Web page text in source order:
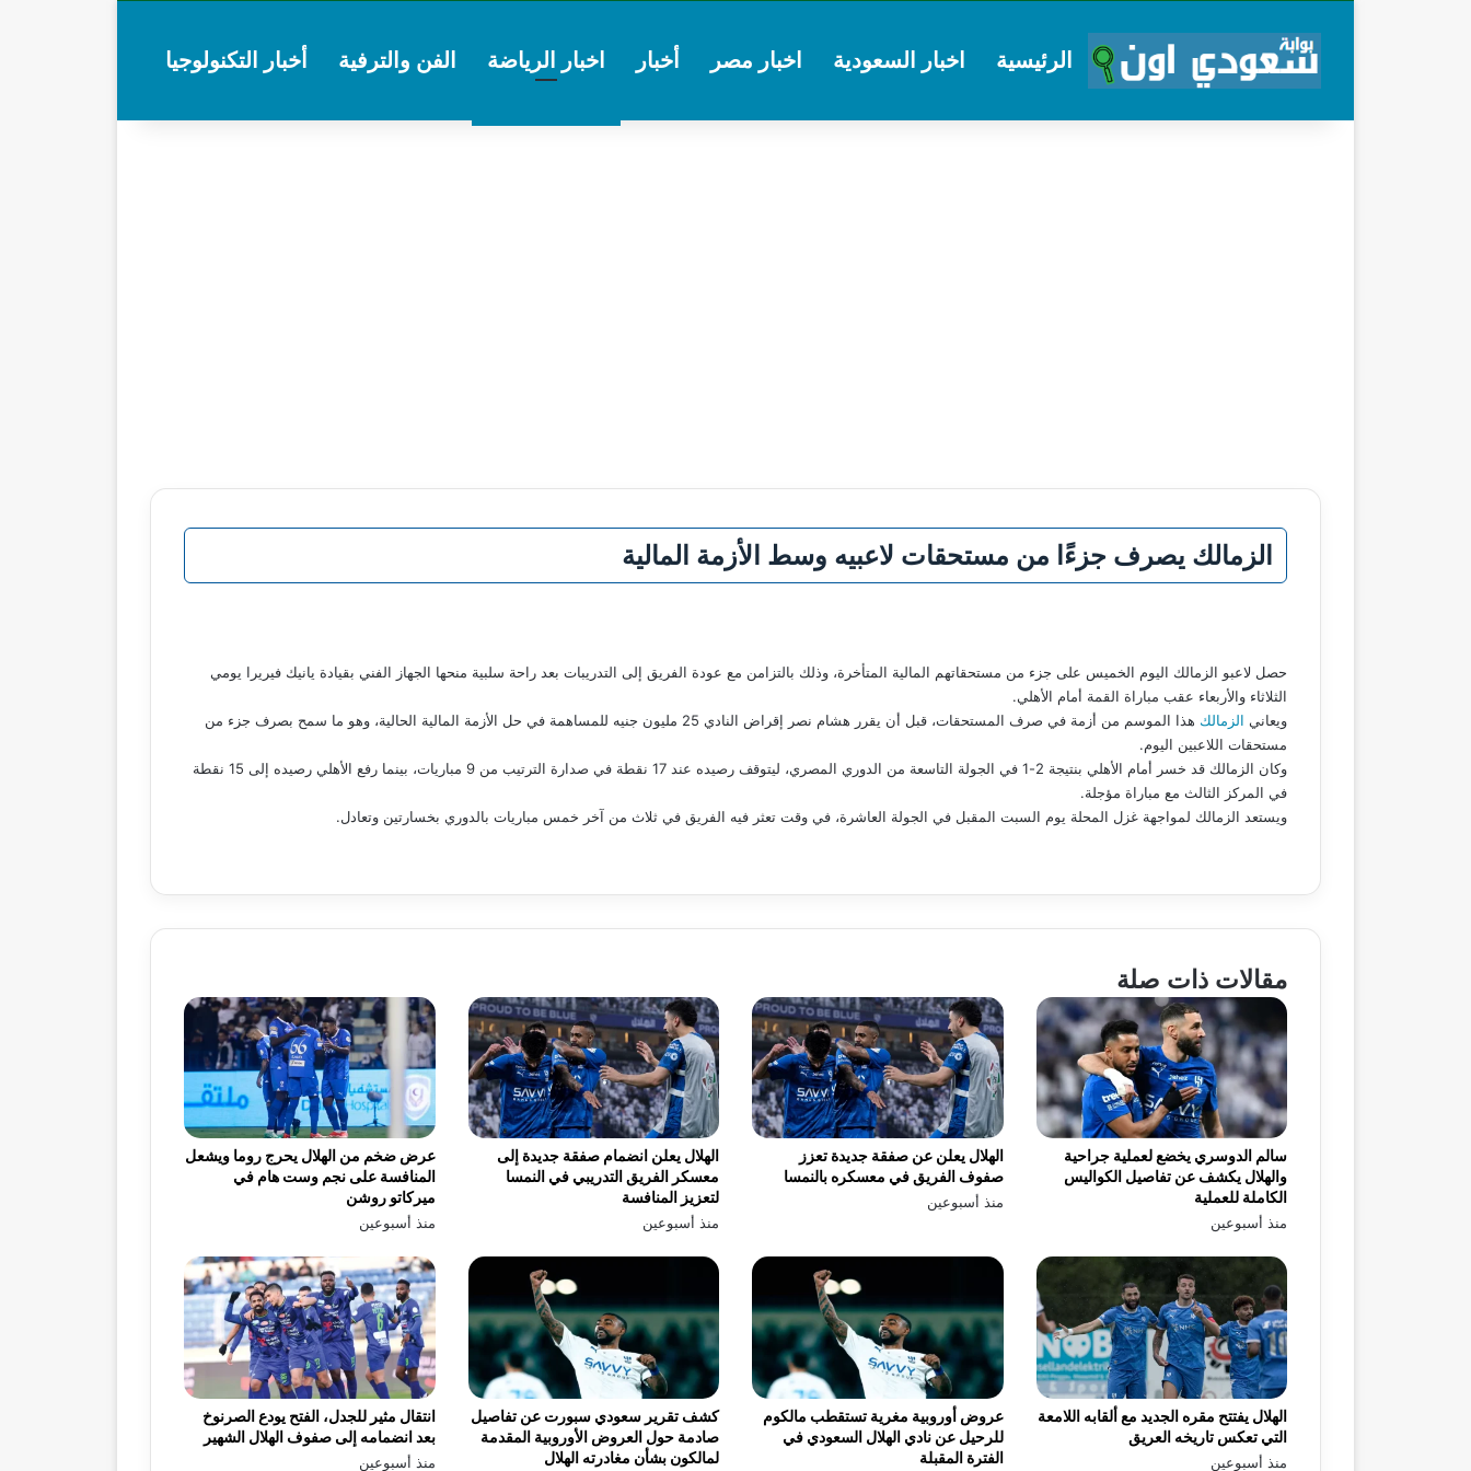
الرئيسية اخبار السعودية اخبار مصر أخبار اخبار الرياضة الفن والترفية أخبار التكنولوجيا
الزمالك يصرف جزءًا من مستحقات لاعبيه وسط الأزمة المالية
حصل لاعبو الزمالك اليوم الخميس على جزء من مستحقاتهم المالية المتأخرة، وذلك بالتزامن مع عودة الفريق إلى التدريبات بعد راحة سلبية منحها الجهاز الفني بقيادة يانيك فيريرا يومي
الثلاثاء والأربعاء عقب مباراة القمة أمام الأهلي.
ويعاني الزمالك
هذا الموسم من أزمة في صرف المستحقات، قبل أن يقرر هشام نصر إقراض النادي 25 مليون جنيه للمساهمة في حل الأزمة المالية الحالية، وهو ما سمح بصرف جزء من
مستحقات اللاعبين اليوم.
وكان الزمالك قد خسر أمام الأهلي بنتيجة 2-1 في الجولة التاسعة من الدوري المصري، ليتوقف رصيده عند 17 نقطة في صدارة الترتيب من 9 مباريات، بينما رفع الأهلي رصيده إلى 15 نقطة
في المركز الثالث مع مباراة مؤجلة.
ويستعد الزمالك لمواجهة غزل المحلة يوم السبت المقبل في الجولة العاشرة، في وقت تعثر فيه الفريق في ثلاث من آخر خمس مباريات بالدوري بخسارتين وتعادل.
مقالات ذات صلة
عرض ضخم من الهلال يحرج روما ويشعل
المنافسة على نجم وست هام في
ميركاتو روشن
منذ أسبوعين
الهلال يعلن انضمام صفقة جديدة إلى
معسكر الفريق التدريبي في النمسا
لتعزيز المنافسة
منذ أسبوعين
الهلال يعلن عن صفقة جديدة تعزز
صفوف الفريق في معسكره بالنمسا
منذ أسبوعين
سالم الدوسري يخضع لعملية جراحية
والهلال يكشف عن تفاصيل الكواليس
الكاملة للعملية
منذ أسبوعين
انتقال مثير للجدل، الفتح يودع الصرنوخ
بعد انضمامه إلى صفوف الهلال الشهير
منذ أسبوعين
كشف تقرير سعودي سبورت عن تفاصيل
صادمة حول العروض الأوروبية المقدمة
لمالكون بشأن مغادرته الهلال
عروض أوروبية مغرية تستقطب مالكوم
للرحيل عن نادي الهلال السعودي في
الفترة المقبلة
الهلال يفتتح مقره الجديد مع ألقابه اللامعة
التي تعكس تاريخه العريق
منذ أسبوعين